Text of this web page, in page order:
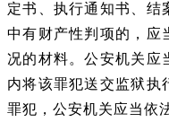
定书、执行通知书、结
中有财产性判项的，应
况的材料。公安机关应
内将该罪犯送交监狱执
罪犯，公安机关应当依